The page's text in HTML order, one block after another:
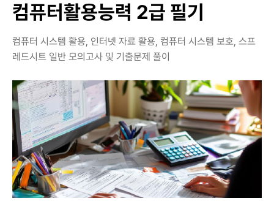
컴퓨터활용능력 2급 필기
컴퓨터 시스템 활용, 인터넷 자료 활용, 컴퓨터 시스템 보호, 스프
레드시트 일반 모의고사 및 기출문제 풀이